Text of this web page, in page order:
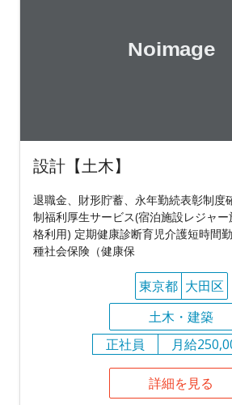
設計【土木】
退職金、財形貯蓄、永年勤続表彰制度
制福利厚生サービス(宿泊施設レジャ
格利用) 定期健康診断育児介護短時間
種社会保険（健康保
東京都 大田区
土木・建築
正社員
月給
詳細を見る